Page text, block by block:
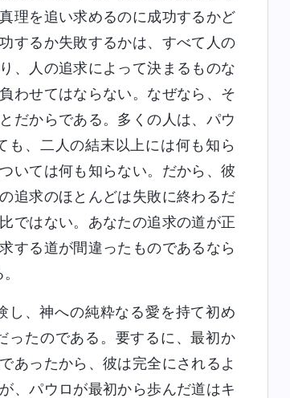
理を追い求めるのに成功するかど
するか失敗するかは、すべて人の
、人の追求によって決まるものな
わせてはならない。なぜなら、そ
だからである。多くの人は、パウ
も、二人の結末以上には何も知ら
いては何も知らない。だから、彼
追求のほとんどは失敗に終わるだ
ではない。あなたの追求の道が正
する道が間違ったものであるなら
、神への純粋なる愛を持て初め
ったのである。要するに、最初か
あったから、彼は完全にされるよ
、パウロが最初から歩んだ道はキ